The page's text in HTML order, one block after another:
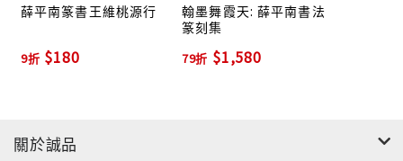
薛平南篆書王維桃源行
9折 $180
翰墨舞霞天: 薛平南書法
篆刻集
79折 $1,580
關於誠品